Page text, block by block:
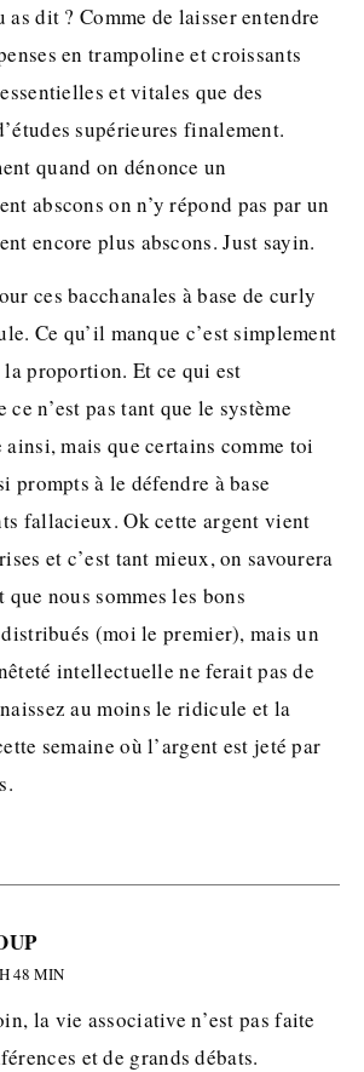
as dit ? Comme de laisser entendre
en trampoline et croissants
et vitales que des
supérieures finalement.
quand on dénonce un
abscons on n’y répond pas par un
encore plus abscons. Just sayin.
ces bacchanales à base de curly
Ce qu’il manque c’est simplement
la proportion. Et ce qui est
ce n’est pas tant que le système
mais que certains comme toi
prompts à le défendre à base
fallacieux. Ok cette argent vient
et c’est tant mieux, on savourera
que nous sommes les bons
(moi le premier), mais un
intellectuelle ne ferait pas de
au moins le ridicule et la
semaine où l’argent est jeté par
48 MIN
la vie associative n’est pas faite
et de grands débats.